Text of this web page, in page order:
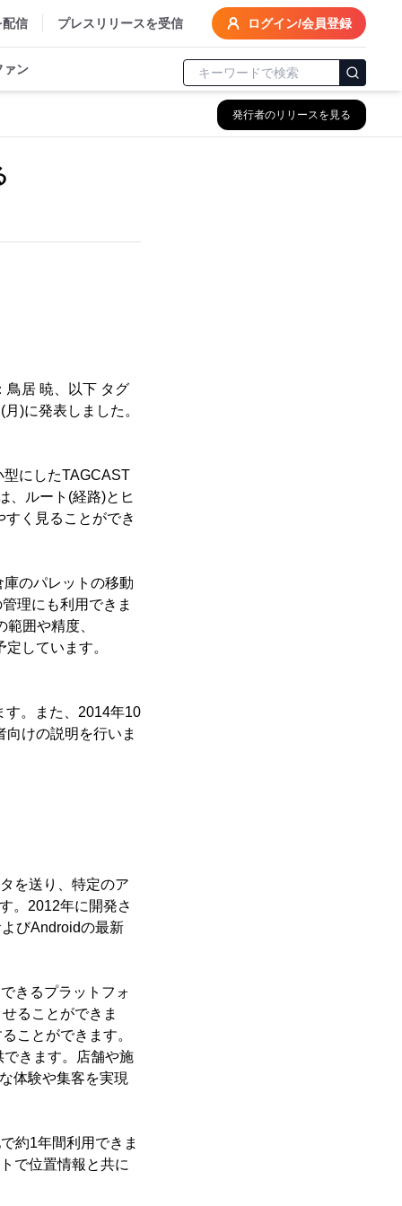
配信 プレスリリースを受信 ログイン/会員登録
ァン
発行者のリリースを見る
鳥居 暁、以下 タグ
)に発表しました。
型にしたTAGCAST
、ルート(経路)とヒ
く見ることができ
のパレットの移動
理にも利用できま
囲や精度、
しています。
す。また、2014年10
けの説明を行いま
を送り、特定のア
。2012年に開発さ
びAndroidの最新
きるプラットフォ
ることができま
ことができます。
きます。店舗や施
体験や集客を実現
約1年間利用できま
で位置情報と共に